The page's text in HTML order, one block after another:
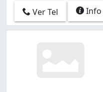
Ver Tel Info